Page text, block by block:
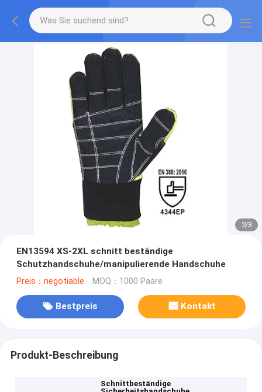
2/3
EN13594 XS-2XL schnitt beständige
Schutzhandschuhe/manipulierende Handschuhe
Preis：negotiable MOQ：1000 Paare
Bestpreis Kontakt
Produkt-Beschreibung
Schnittbeständige